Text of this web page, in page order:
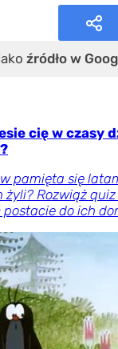
źródło w
cię w czasy
pamięta się
Rozwiąż
do ich